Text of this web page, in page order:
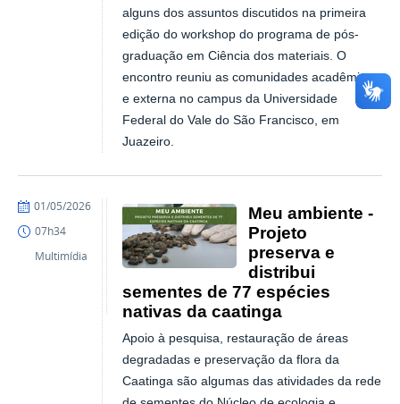
alguns dos assuntos discutidos na primeira
edição do workshop do programa de pós-
graduação em Ciência dos materiais. O
encontro reuniu as comunidades acadêmica
e externa no campus da Universidade
Federal do Vale do São Francisco, em
Juazeiro.
Meu ambiente -
Projeto
preserva e
distribui
sementes de 77 espécies
nativas da caatinga
Apoio à pesquisa, restauração de áreas
degradadas e preservação da flora da
Caatinga são algumas das atividades da rede
publicado
01/05/2026
07h34
Multimídia